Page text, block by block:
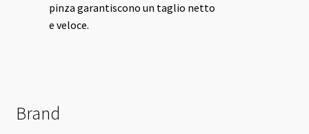
pinza garantiscono un taglio netto
e veloce.
Brand